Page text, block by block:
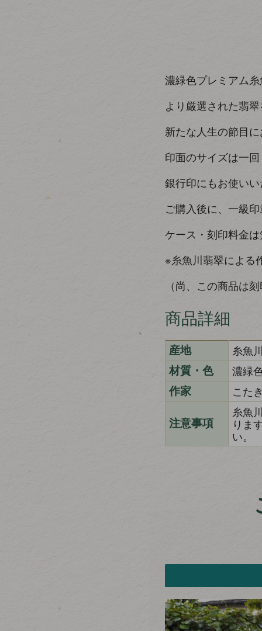
濃緑色プレミアム
より厳選された翡
新たな人生の節目
印面のサイズは一
銀行印にもお使い
ご購入後に、一級
ケース・刻印料金
※糸魚川翡翠による
（尚、この商品は
商品詳細
産地 糸魚
材質・色 濃緑
作家 こた
注意事項
糸魚
りま
い。